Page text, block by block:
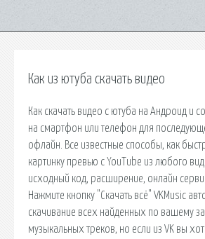
Как из ютуба скачать видео
Как скачать видео с ютуба на Андроид и
на смартфон или телефон для
офлайн. Все известные способы, как
картинку превью с YouTube из любого
исходный код, расширение, онлайн
Нажмите кнопку "Скачать всё" VKMusic
скачивание всех найденных по вашему
музыкальных треков, но если из VK вы